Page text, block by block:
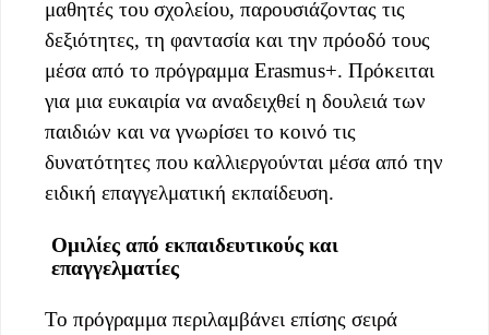
μαθητές του σχολείου, παρουσιάζοντας τις
δεξιότητες, τη φαντασία και την πρόοδό τους
μέσα από το πρόγραμμα Erasmus+. Πρόκειται
για μια ευκαιρία να αναδειχθεί η δουλειά των
παιδιών και να γνωρίσει το κοινό τις
δυνατότητες που καλλιεργούνται μέσα από την
ειδική επαγγελματική εκπαίδευση.
Ομιλίες από εκπαιδευτικούς και
επαγγελματίες
Το πρόγραμμα περιλαμβάνει επίσης σειρά